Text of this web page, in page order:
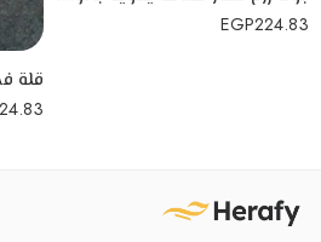
EGP224.83
قلة